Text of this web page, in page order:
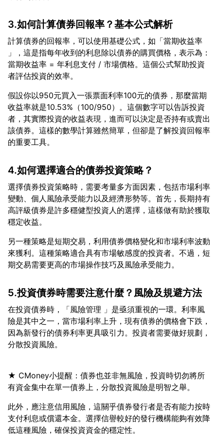
3.如何計算債券回報率？基本公式解析
計算債券的回報率，可以使用基礎公式，如「當期收益率
」，這是指每年收到的利息除以債券的購買價格，表示為：
當期收益率 = 年利息支付 / 市場價格。這個公式幫助投資
假設你以950元買入一張票面利率100元的債券，那麼當期
收益率就是10.53%（100/950）。這個數字可以告訴投資
者，其實際投資的收益表現，進而可以決定是否持有或賣出
該債券。這樣的數學計算雖然簡單，但卻是了解投資回報率
4.如何選擇適合的債券投資策略？
選擇債券投資策略時，需要考量多方面因素，包括市場利率
變動、個人風險承受能力以及經濟形勢等。首先，長期持有
高評級債券是許多穩健型投資人的選擇，這樣做有助於獲取
另一種策略是短期交易，利用債券價格變化和市場利率波動
來獲利。這種策略適合具有市場敏感度的投資者。不過，短
5.投資債券時需要注意什麼？風險及規避方法
在投資債券時，「風險管理 」是亟須重視的一環。利率風
險是其中之一，當市場利率上升，現有債券的價格會下跌，
因為新發行的債券利率更具吸引力。投資者需要做好規劃，
★ CMoney小提醒：債券也並非無風險，投資時切勿將所
此外，應注意信用風險，這關乎債券發行者是否有能力按時
支付利息或償還本金。選擇信譽較好的發行機構能夠有效降